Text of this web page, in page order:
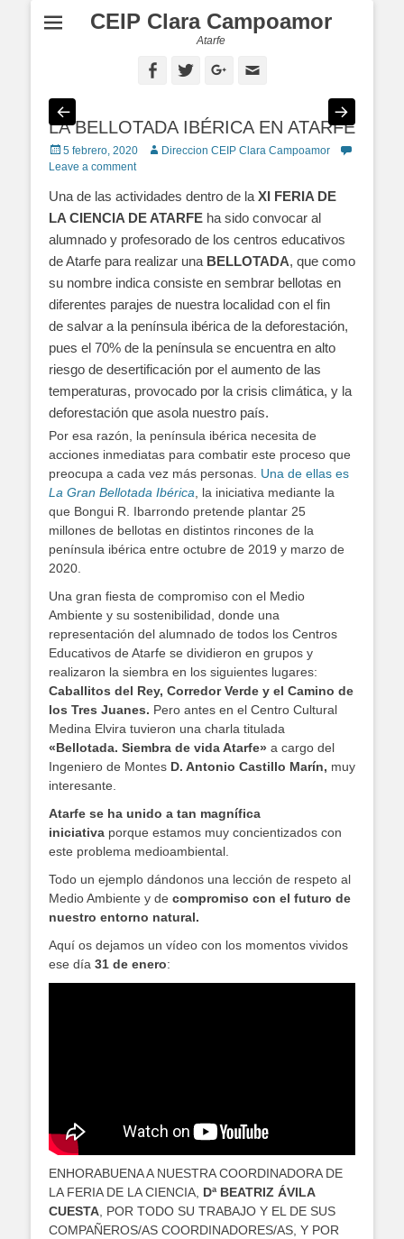
CEIP Clara Campoamor
Atarfe
FacebookTwitterGoogleplus
LA BELLOTADA IBÉRICA EN ATARFE
Posted
on
5 febrero, 2020 AuthorDireccion CEIP Clara Campoamor
Leave a comment
Una de las actividades dentro de la XI FERIA DE
LA CIENCIA DE ATARFE ha sido convocar al
alumnado y profesorado de los centros educativos
de Atarfe para realizar una BELLOTADA, que como
su nombre indica consiste en sembrar bellotas en
diferentes parajes de nuestra localidad con el fin
de salvar a la península ibérica de la deforestación,
pues el 70% de la península se encuentra en alto
riesgo de desertificación por el aumento de las
temperaturas, provocado por la crisis climática, y la
deforestación que asola nuestro país.
Por esa razón, la península ibérica necesita de
acciones inmediatas para combatir este proceso que
preocupa a cada vez más personas. Una de ellas es
La Gran Bellotada Ibérica , la iniciativa mediante la
que Bongui R. Ibarrondo pretende plantar 25
millones de bellotas en distintos rincones de la
península ibérica entre octubre de 2019 y marzo de
2020.
Una gran fiesta de compromiso con el Medio
Ambiente y su sostenibilidad, donde una
representación del alumnado de todos los Centros
Educativos de Atarfe se dividieron en grupos y
realizaron la siembra en los siguientes lugares:
Caballitos del Rey, Corredor Verde y el Camino de
los Tres Juanes. Pero antes en el Centro Cultural
Medina Elvira tuvieron una charla titulada
«Bellotada. Siembra de vida Atarfe» a cargo del
Ingeniero de Montes D. Antonio Castillo Marín, muy
interesante.
Atarfe se ha unido a tan magnífica
iniciativa porque estamos muy concientizados con
este problema medioambiental.
Todo un ejemplo dándonos una lección de respeto al
Medio Ambiente y de compromiso con el futuro de
nuestro entorno natural.
Aquí os dejamos un vídeo con los momentos vividos
ese día 31 de enero:
ENHORABUENA A NUESTRA COORDINADORA DE
LA FERIA DE LA CIENCIA, Dª BEATRIZ ÁVILA
CUESTA, POR TODO SU TRABAJO Y EL DE SUS
COMPAÑEROS/AS COORDINADORES/AS, Y POR